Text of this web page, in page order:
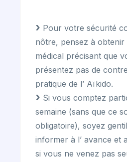
Pour votre sécurité
nôtre, pensez à
médical précisant que
présentez pas de
pratique de l’ Aïkido.
Si vous comptez
semaine (sans que ce
obligatoire), soyez
informer à l’ avance et
si vous ne venez pas